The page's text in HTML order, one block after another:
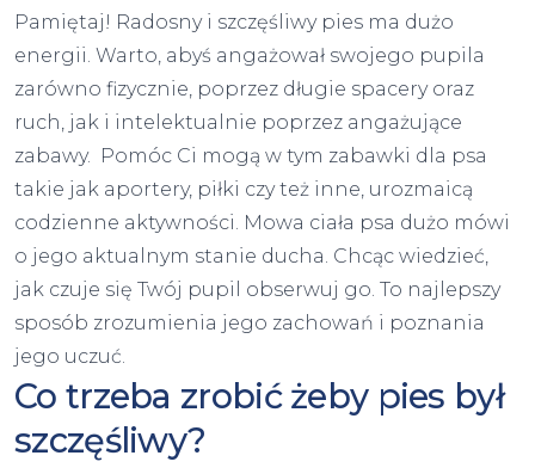
Pamiętaj! Radosny i szczęśliwy pies ma dużo
energii. Warto, abyś angażował swojego pupila
zarówno fizycznie, poprzez długie spacery oraz
ruch, jak i intelektualnie poprzez angażujące
zabawy. Pomóc Ci mogą w tym zabawki dla psa
takie jak aportery, piłki czy też inne, urozmaicą
codzienne aktywności. Mowa ciała psa dużo mówi
o jego aktualnym stanie ducha. Chcąc wiedzieć,
jak czuje się Twój pupil obserwuj go. To najlepszy
sposób zrozumienia jego zachowań i poznania
jego uczuć.
Co trzeba zrobić żeby pies był
szczęśliwy?